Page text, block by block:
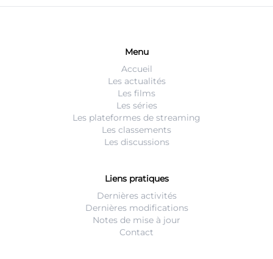
Menu
Accueil
Les actualités
Les films
Les séries
Les plateformes de streaming
Les classements
Les discussions
Liens pratiques
Dernières activités
Dernières modifications
Notes de mise à jour
Contact